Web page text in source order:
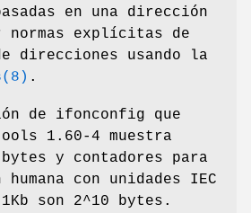
en una dirección
normas explícitas de
direcciones usando la
(8) .
de ifonconfig que
1.60-4 muestra
y contadores para
con unidades IEC
son 2^10 bytes.